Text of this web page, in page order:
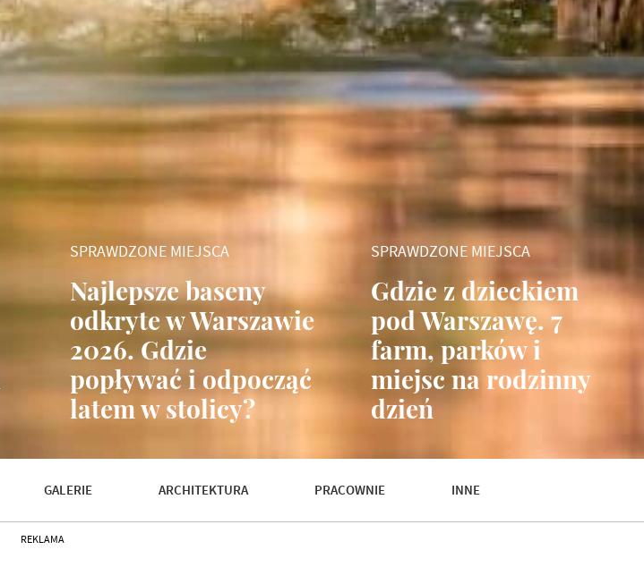
SPRAWDZONE MIEJSCA
Najlepsze baseny
odkryte w Warszawie
2026. Gdzie
popływać i odpocząć
latem w stolicy?
SPRAWDZONE MIEJSCA
Gdzie z dzieckiem
pod Warszawę. 7
farm, parków i
miejsc na rodzinny
dzień
GALERIE ARCHITEKTURA PRACOWNIE INNE
REKLAMA